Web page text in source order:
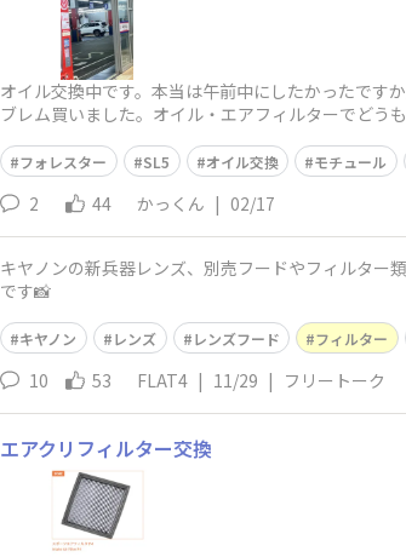
オイル交換中です。本当は午前中にしたかったです
ブレム買いました。オイル・エアフィルターでど
フォレスター SL5 オイル交換 モチュール
2 44 かっくん | 02/17
キヤノンの新兵器レンズ、別売フードやフィルター類もレンズ発売日に一式揃いま
です📸
キヤノン レンズ レンズフード フィルター
10 53 FLAT4 | 11/29 | フリートーク
エアクリフィルター交換